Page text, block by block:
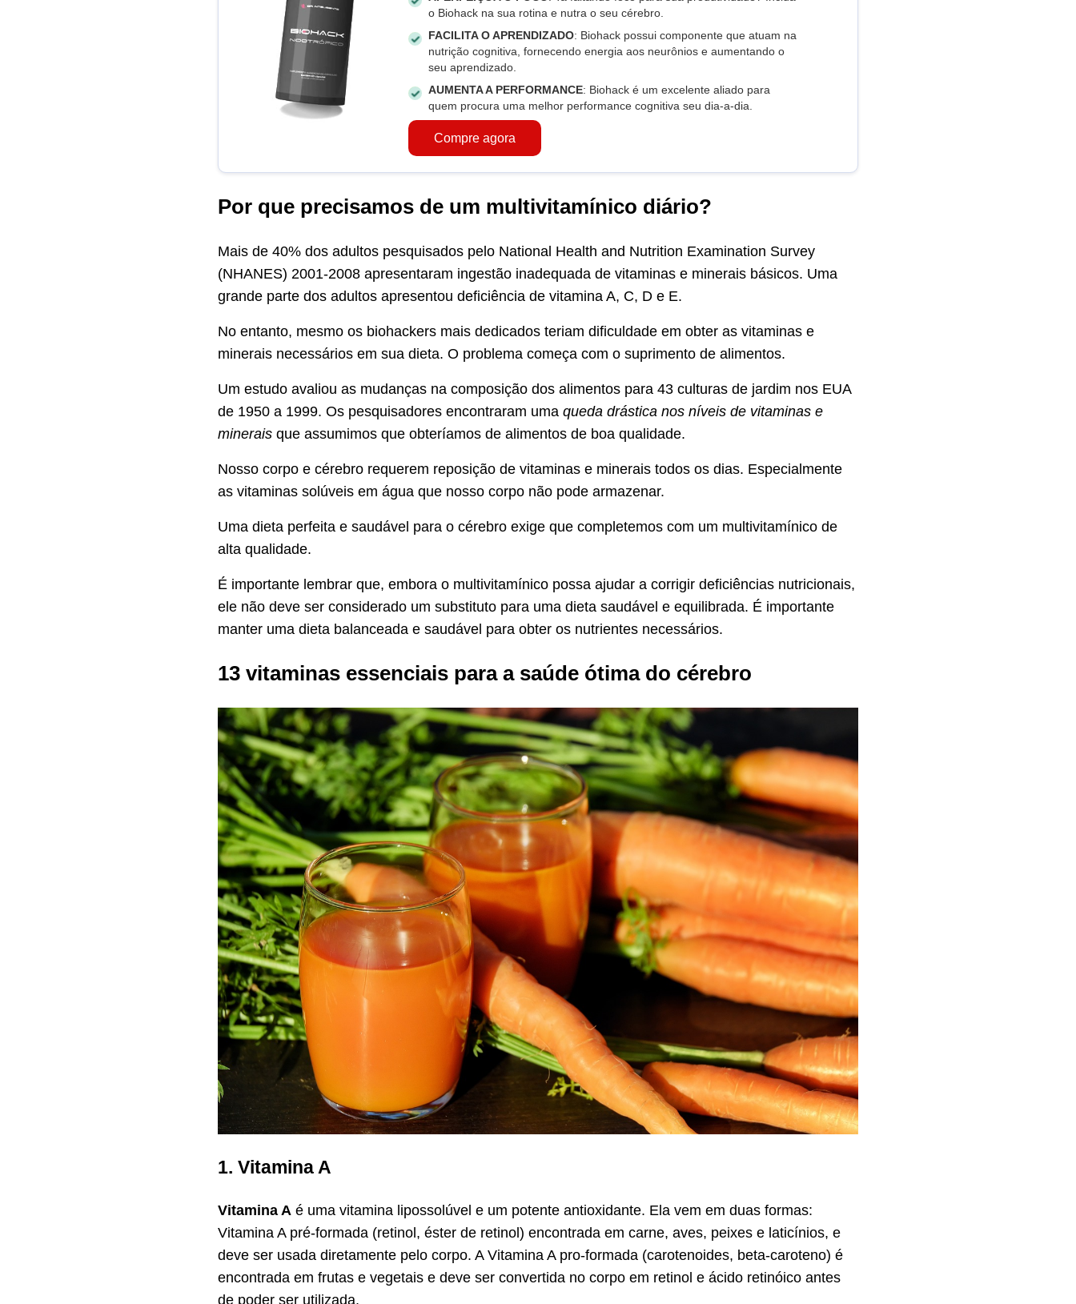
o Biohack na sua rotina e nutra o seu cérebro.
FACILITA O APRENDIZADO: Biohack possui componente que atuam na
nutrição cognitiva, fornecendo energia aos neurônios e aumentando o
seu aprendizado.
AUMENTA A PERFORMANCE: Biohack é um excelente aliado para
quem procura uma melhor performance cognitiva seu dia-a-dia.
Compre agora
Por que precisamos de um multivitamínico diário?
Mais de 40% dos adultos pesquisados pelo National Health and Nutrition Examination Survey
(NHANES) 2001-2008 apresentaram ingestão inadequada de vitaminas e minerais básicos. Uma
grande parte dos adultos apresentou deficiência de vitamina A, C, D e E.
No entanto, mesmo os biohackers mais dedicados teriam dificuldade em obter as vitaminas e
minerais necessários em sua dieta. O problema começa com o suprimento de alimentos.
Um estudo avaliou as mudanças na composição dos alimentos para 43 culturas de jardim nos EUA
de 1950 a 1999. Os pesquisadores encontraram uma queda drástica nos níveis de vitaminas e
minerais que assumimos que obteríamos de alimentos de boa qualidade.
Nosso corpo e cérebro requerem reposição de vitaminas e minerais todos os dias. Especialmente
as vitaminas solúveis em água que nosso corpo não pode armazenar.
Uma dieta perfeita e saudável para o cérebro exige que completemos com um multivitamínico de
alta qualidade.
É importante lembrar que, embora o multivitamínico possa ajudar a corrigir deficiências nutricionais,
ele não deve ser considerado um substituto para uma dieta saudável e equilibrada. É importante
manter uma dieta balanceada e saudável para obter os nutrientes necessários.
13 vitaminas essenciais para a saúde ótima do cérebro
1. Vitamina A
Vitamina A é uma vitamina lipossolúvel e um potente antioxidante. Ela vem em duas formas:
Vitamina A pré-formada (retinol, éster de retinol) encontrada em carne, aves, peixes e laticínios, e
deve ser usada diretamente pelo corpo. A Vitamina A pro-formada (carotenoides, beta-caroteno) é
encontrada em frutas e vegetais e deve ser convertida no corpo em retinol e ácido retinóico antes
de poder ser utilizada.